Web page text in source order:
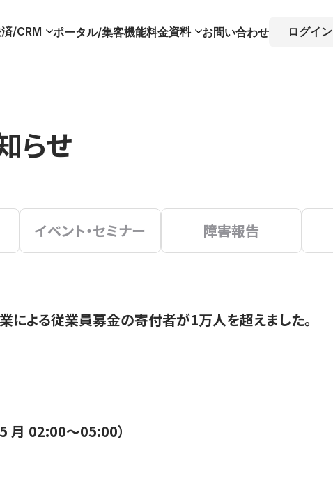
/CRM ポータル/集客機能料金資料 お問い合わせ ログイン
らせ
イベント・セミナー 障害報告
による従業員募金の寄付者が1万人を超えました。
月 02:00〜05:00）